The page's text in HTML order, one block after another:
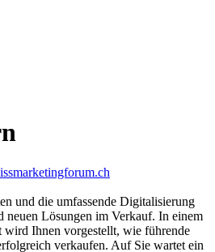
und die umfassende Digitalisierung
neuen Lösungen im Verkauf. In einem
wird Ihnen vorgestellt, wie führende
verkaufen. Auf Sie wartet ein